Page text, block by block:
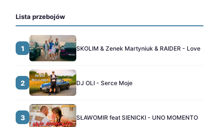
Lista przebojów
1 SKOLIM & Zenek Martyniuk & RAIDER - Love
2 DJ OLI - Serce Moje
3 SŁAWOMIR feat SIENICKI - UNO MOMENTO